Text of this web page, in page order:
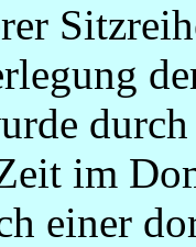
im
einer